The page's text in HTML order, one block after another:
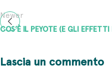
Newer
COS’È IL PEYOTE (E GLI
Lascia un commento